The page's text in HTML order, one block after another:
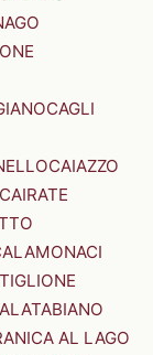
CAGLI
CAIAZZO
CAIRATE
AL LAGO